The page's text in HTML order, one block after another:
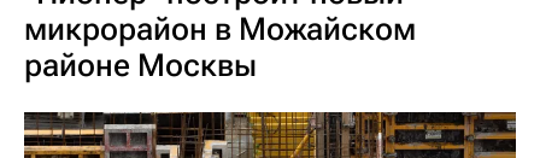
микрорайон в Можайском
районе Москвы